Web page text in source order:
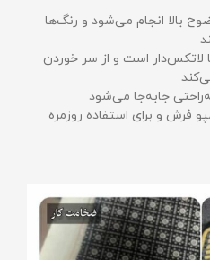
بالا انجام می‌شود و رنگ‌ها
لاتکس‌دار است و از سر خوردن
جابه‌جا می‌شود
فرش و برای استفاده روزمره